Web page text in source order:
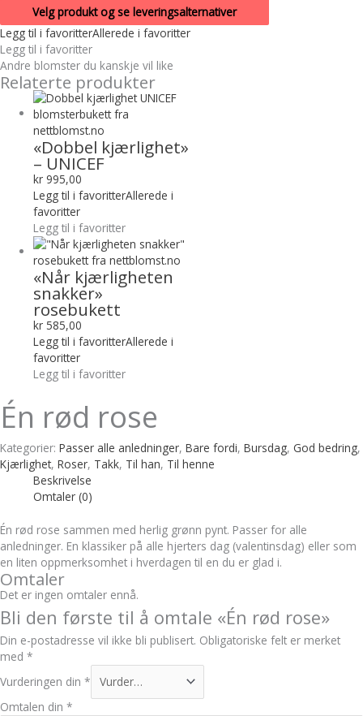
Velg produkt og se leveringsalternativer
Legg til i favoritterAllerede i favoritter
Legg til i favoritter
Andre blomster du kanskje vil like
Relaterte produkter
«Dobbel kjærlighet»
– UNICEF
kr 995,00
Legg til i favoritterAllerede i
favoritter
Legg til i favoritter
«Når kjærligheten
snakker»
rosebukett
kr 585,00
Legg til i favoritterAllerede i
favoritter
Legg til i favoritter
Én rød rose
Kategorier: Passer alle anledninger, Bare fordi, Bursdag, God bedring,
Kjærlighet, Roser, Takk, Til han, Til henne
Beskrivelse
Omtaler (0)
Én rød rose sammen med herlig grønn pynt. Passer for alle
anledninger. En klassiker på alle hjerters dag (valentinsdag) eller som
en liten oppmerksomhet i hverdagen til en du er glad i.
Omtaler
Det er ingen omtaler ennå.
Bli den første til å omtale «Én rød rose»
Din e-postadresse vil ikke bli publisert. Obligatoriske felt er merket
med *
Vurderingen din *
Omtalen din *